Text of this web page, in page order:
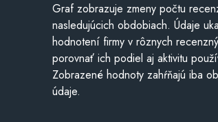
Graf zobrazuje zmeny počtu
nasledujúcich obdobiach. Údaje
hodnotení firmy v rôznych
porovnať ich podiel aj aktivitu
Zobrazené hodnoty zahŕňajú iba
údaje.